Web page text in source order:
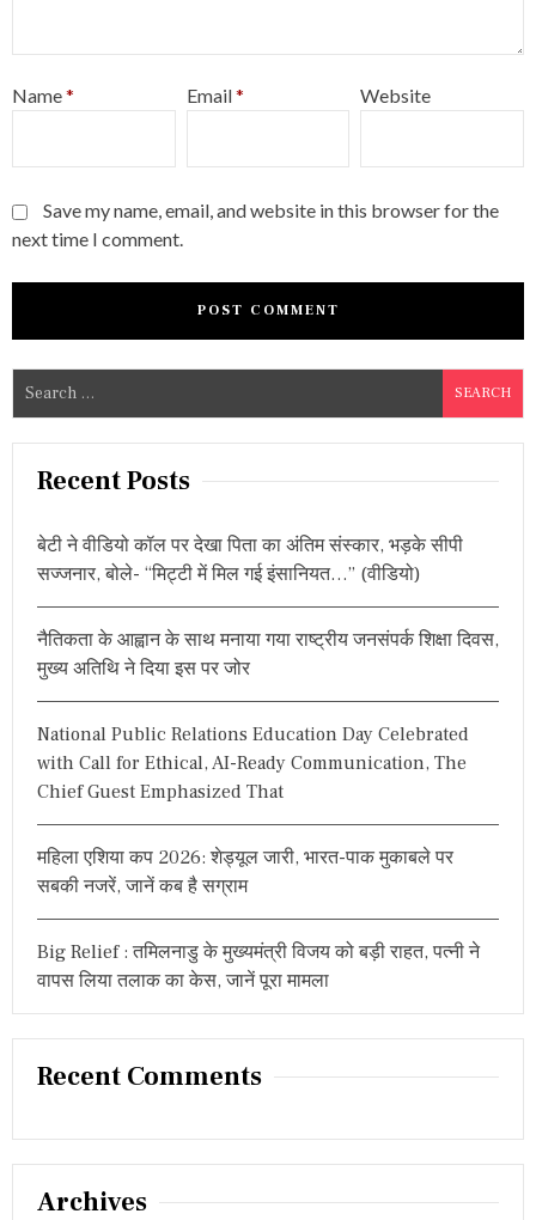
Name* Email* Website
Save my name, email, and website in this browser for the
next time I comment.
a
Recent Posts
बेटी ने वीडियो कॉल पर देखा पिता का अंतिम संस्कार, भड़के सीपी
सज्जनार, बोले- “मिट्टी में मिल गई इंसानियत…” (वीडियो)
नैतिकता के आह्वान के साथ मनाया गया राष्ट्रीय जनसंपर्क शिक्षा दिवस,
मुख्य अतिथि ने दिया इस पर जोर
National Public Relations Education Day Celebrated
with Call for Ethical, AI-Ready Communication, The
Chief Guest Emphasized That
महिला एशिया कप 2026: शेड्यूल जारी, भारत-पाक मुकाबले पर
सबकी नजरें, जानें कब है सग्राम
Big Relief : तमिलनाडु के मुख्यमंत्री विजय को बड़ी राहत, पत्नी ने
वापस लिया तलाक का केस, जानें पूरा मामला
Recent Comments
Archives